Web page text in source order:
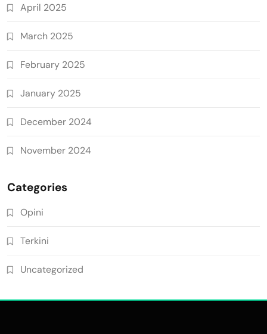
April 2025
March 2025
February 2025
January 2025
December 2024
November 2024
Categories
Opini
Terkini
Uncategorized